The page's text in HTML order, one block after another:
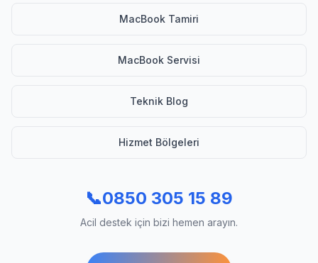
MacBook Tamiri
MacBook Servisi
Teknik Blog
Hizmet Bölgeleri
📞0850 305 15 89
Acil destek için bizi hemen arayın.